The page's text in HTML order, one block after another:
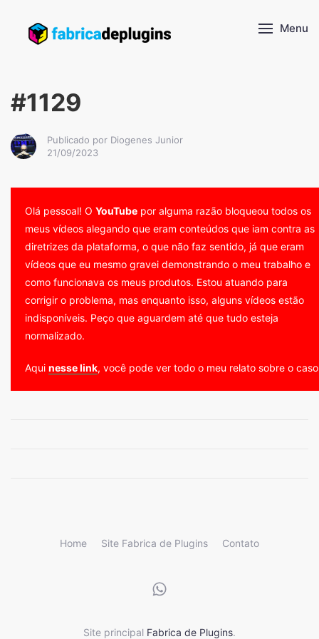
Menu
#1129
Publicado por Diogenes Junior
21/09/2023
Olá pessoal! O YouTube por alguma razão bloqueou todos os
meus vídeos alegando que eram conteúdos que iam contra as
diretrizes da plataforma, o que não faz sentido, já que eram
vídeos que eu mesmo gravei demonstrando o meu trabalho e
como funcionava os meus produtos. Estou atuando para
corrigir o problema, mas enquanto isso, alguns vídeos estão
indisponíveis. Peço que aguardem até que tudo esteja
normalizado.
Aqui nesse link, você pode ver todo o meu relato sobre o
Home Site Fabrica de Plugins Contato
Site principal Fabrica de Plugins.